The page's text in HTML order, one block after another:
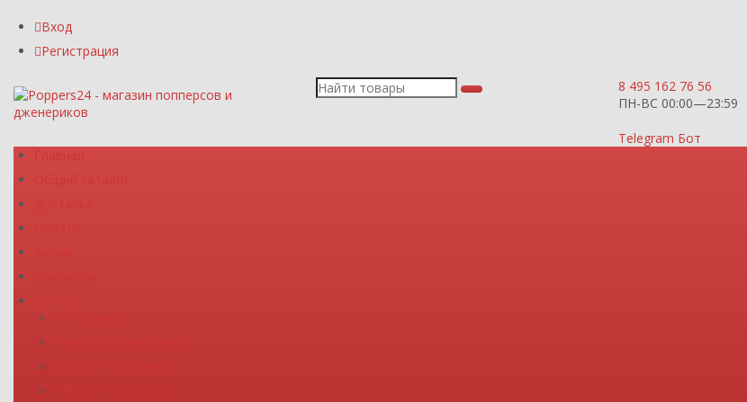
Вход
Регистрация
8 495 162 76 56
ПН-ВС 00:00—23:59
Telegram Бот